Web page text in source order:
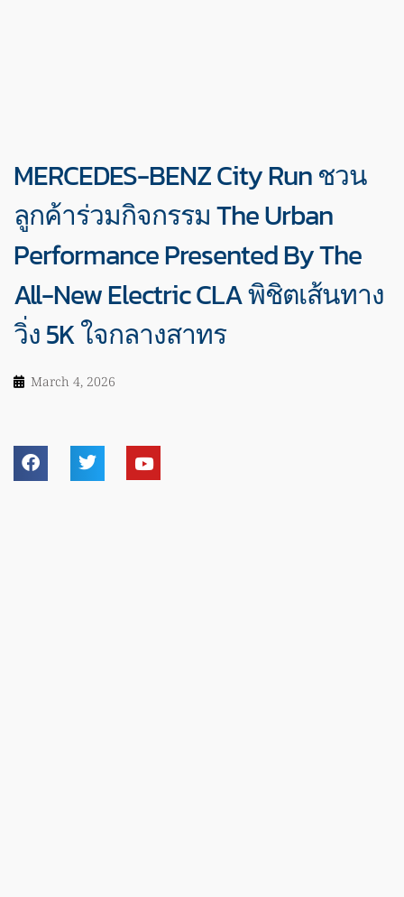
MERCEDES-BENZ City Run ชวน
ลูกค้าร่วมกิจกรรม The Urban
Performance Presented By The
All-New Electric CLA พิชิตเส้นทาง
วิ่ง 5K ใจกลางสาทร
March 4, 2026